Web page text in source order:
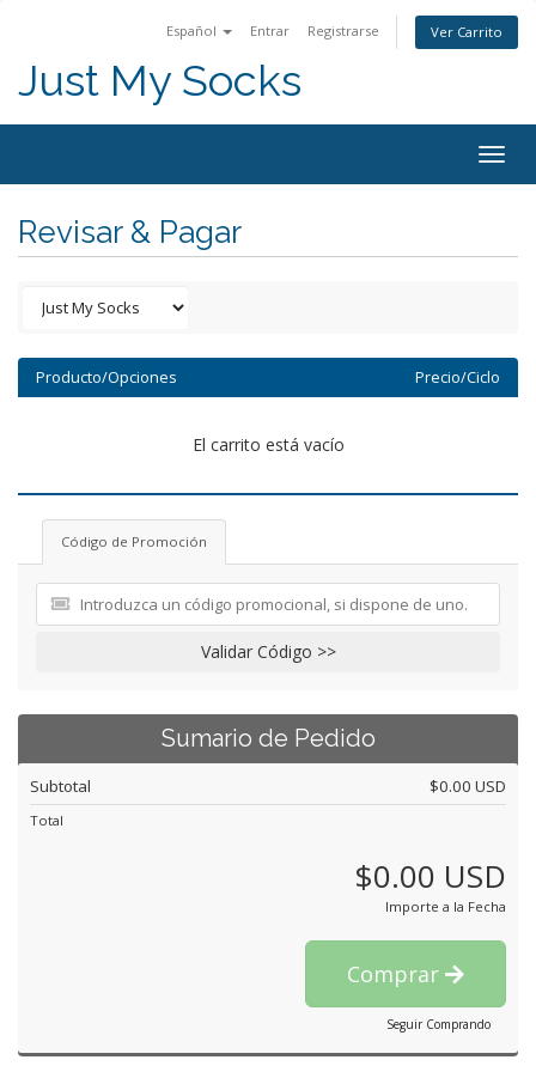
Español Entrar Registrarse Ver Carrito
Just My Socks
Revisar & Pagar
Producto/Opciones Precio/Ciclo
El carrito está vacío
Código de Promoción
Validar Código >>
Sumario de Pedido
Subtotal $0.00 USD
Total
$0.00 USD
Importe a la Fecha
Comprar
Seguir Comprando